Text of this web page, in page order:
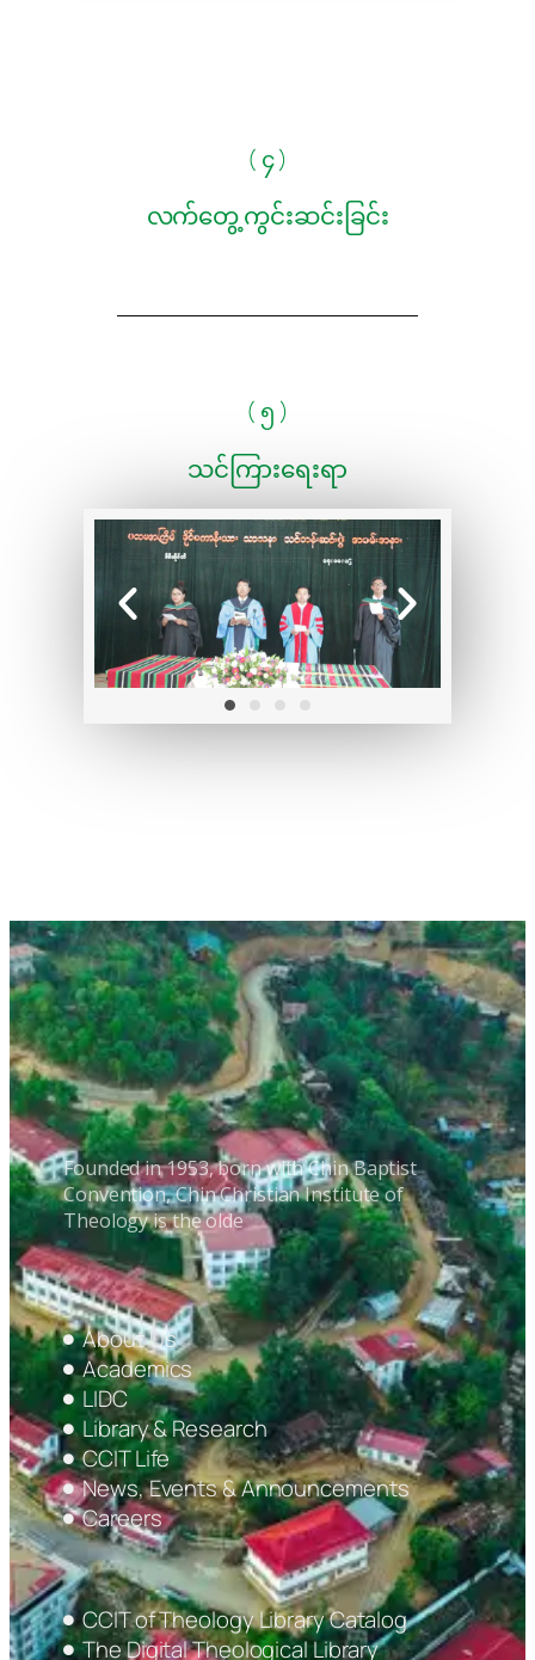
( ၄ )
လက်တွေ့ ကွင်းဆင်းခြင်း
( ၅ )
သင်ကြားရေးရာ
Founded in 1953, born with Chin Baptist
Convention, Chin Christian Institute of
Theology is the olde
About Us
Academics
LIDC
Library & Research
CCIT Life
News, Events & Announcements
Careers
CCIT of Theology Library Catalog
The Digital Theological Library